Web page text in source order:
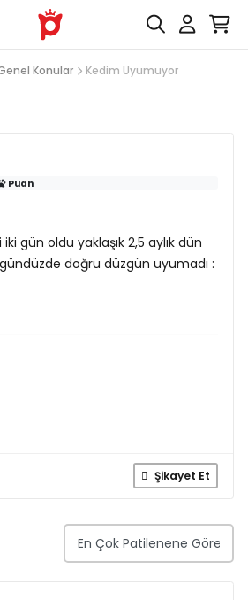
Konular Kedim Uyumuyor
Puan
gün oldu yaklaşık 2,5 aylık dün
doğru düzgün uyumadı :
Şikayet Et